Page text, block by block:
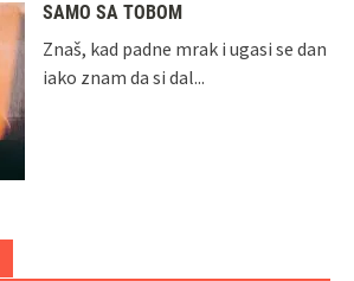
SAMO SA TOBOM
Znaš, kad padne mrak i ugasi se dan
iako znam da si dal...